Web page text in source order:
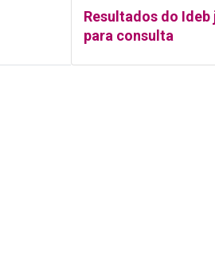
Resultados do
para consulta